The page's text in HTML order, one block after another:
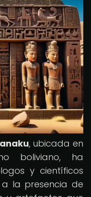
, ubicada en
boliviano, ha
y científicos
la presencia de